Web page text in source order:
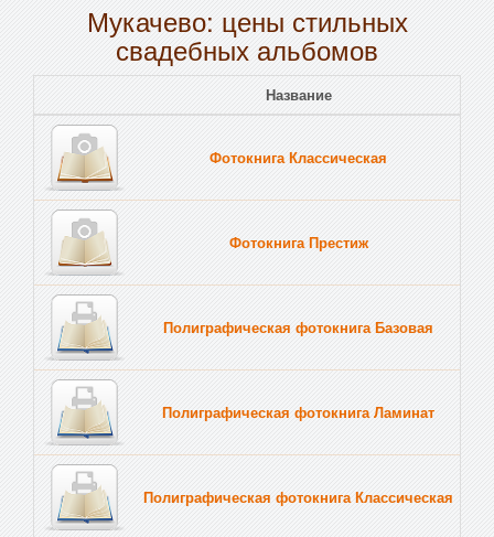
Мукачево: цены стильных
свадебных альбомов
Название
Фотокнига Классическая
Фотокнига Престиж
Полиграфическая фотокнига Базовая
Полиграфическая фотокнига Ламинат
Полиграфическая фотокнига Классическая